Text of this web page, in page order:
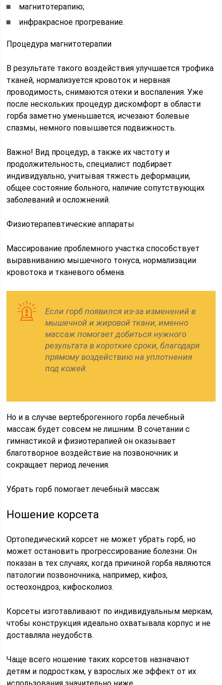
магнитотерапию;
инфракрасное прогревание.
Процедура магнитотерапии
В результате такого воздействия улучшается трофика
тканей, нормализуется кровоток и нервная
проводимость, снимаются отеки и воспаления. Уже
после нескольких процедур дискомфорт в области
горба заметно уменьшается, исчезают болевые
спазмы, немного повышается подвижность.
Важно! Вид процедур, а также их частоту и
продолжительность, специалист подбирает
индивидуально, учитывая тяжесть деформации,
общее состояние больного, наличие сопутствующих
заболеваний и осложнений.
Физиотерапевтические аппараты
Массирование проблемного участка способствует
выравниванию мышечного тонуса, нормализации
кровотока и тканевого обмена.
Если горб появился из-за изменений в
мышечной и жировой ткани, именно
массаж помогает добиться нужного
результата в короткие сроки, благодаря
прямому воздействию на уплотнения
под кожей.
Но и в случае вертеброгенного горба лечебный
массаж будет совсем не лишним. В сочетании с
гимнастикой и физиотерапией он оказывает
благотворное воздействие на позвоночник и
сокращает период лечения.
Убрать горб помогает лечебный массаж
Ношение корсета
Ортопедический корсет не может убрать горб, но
может остановить прогрессирование болезни. Он
показан в тех случаях, когда причиной горба являются
патологии позвоночника, например, кифоз,
остеохондроз, кифосколиоз.
Корсеты изготавливают по индивидуальным меркам,
чтобы конструкция идеально охватывала корпус и не
доставляла неудобств.
Чаще всего ношение таких корсетов назначают
детям и подросткам, у взрослых же эффект от их